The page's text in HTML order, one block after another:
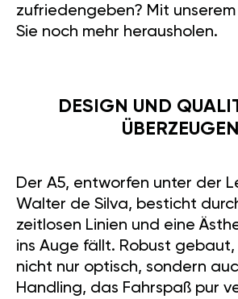
zufriedengeben? Mit unserem
Sie noch mehr herausholen.
DESIGN UND
ÜBERZEUGEN
Der A5, entworfen unter der
Walter de Silva, besticht
zeitlosen Linien und eine
ins Auge fällt. Robust
nicht nur optisch, sondern
Handling, das Fahrspaß pur